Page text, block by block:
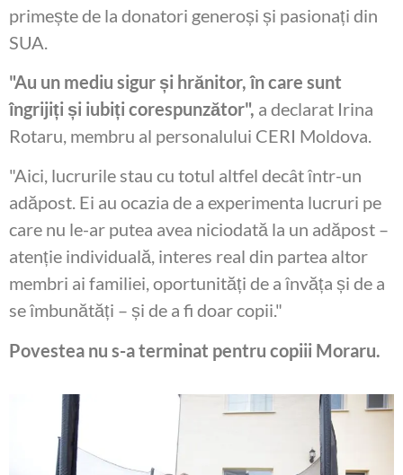
primește de la donatori generoși și pasionați din
SUA.
"Au un mediu sigur și hrănitor, în care sunt
îngrijiți și iubiți corespunzător", a declarat Irina
Rotaru, membru al personalului CERI Moldova.
"Aici, lucrurile stau cu totul altfel decât într-un
adăpost. Ei au ocazia de a experimenta lucruri pe
care nu le-ar putea avea niciodată la un adăpost –
atenție individuală, interes real din partea altor
membri ai familiei, oportunități de a învăța și de a
se îmbunătăți – și de a fi doar copii."
Povestea nu s-a terminat pentru copiii Moraru.